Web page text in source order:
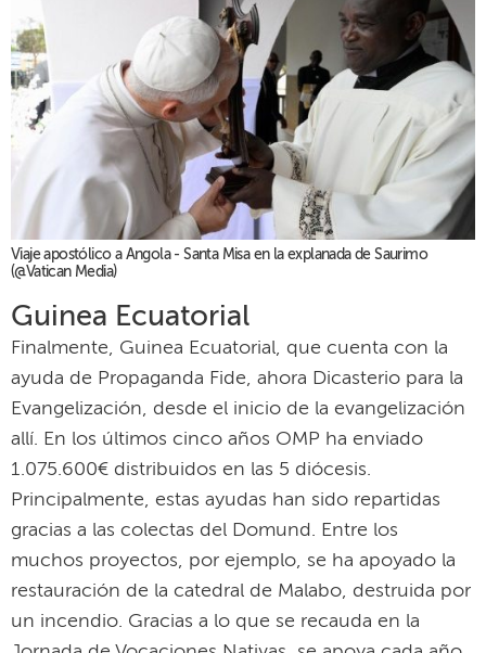
Viaje apostólico a Angola - Santa Misa en la explanada de Saurimo
(@Vatican Media)
Guinea Ecuatorial
Finalmente, Guinea Ecuatorial, que cuenta con la
ayuda de Propaganda Fide, ahora Dicasterio para la
Evangelización, desde el inicio de la evangelización
allí. En los últimos cinco años OMP ha enviado
1.075.600€ distribuidos en las 5 diócesis.
Principalmente, estas ayudas han sido repartidas
gracias a las colectas del Domund. Entre los
muchos proyectos, por ejemplo, se ha apoyado la
restauración de la catedral de Malabo, destruida por
un incendio. Gracias a lo que se recauda en la